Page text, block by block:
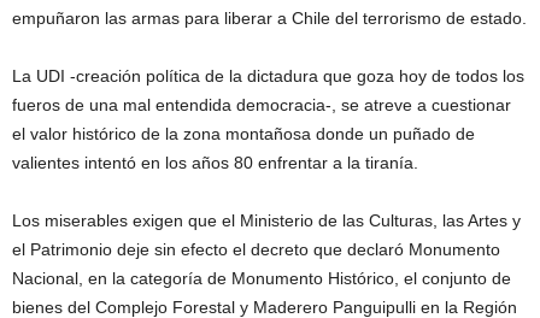
empuñaron las armas para liberar a Chile del terrorismo de estado.
La UDI -creación política de la dictadura que goza hoy de todos los
fueros de una mal entendida democracia-, se atreve a cuestionar
el valor histórico de la zona montañosa donde un puñado de
valientes intentó en los años 80 enfrentar a la tiranía.
Los miserables exigen que el Ministerio de las Culturas, las Artes y
el Patrimonio deje sin efecto el decreto que declaró Monumento
Nacional, en la categoría de Monumento Histórico, el conjunto de
bienes del Complejo Forestal y Maderero Panguipulli en la Región